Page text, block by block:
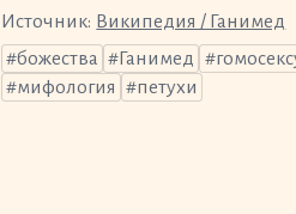
Источник: Википедия / Ганимед
божества
Ганимед
мифология
петухи